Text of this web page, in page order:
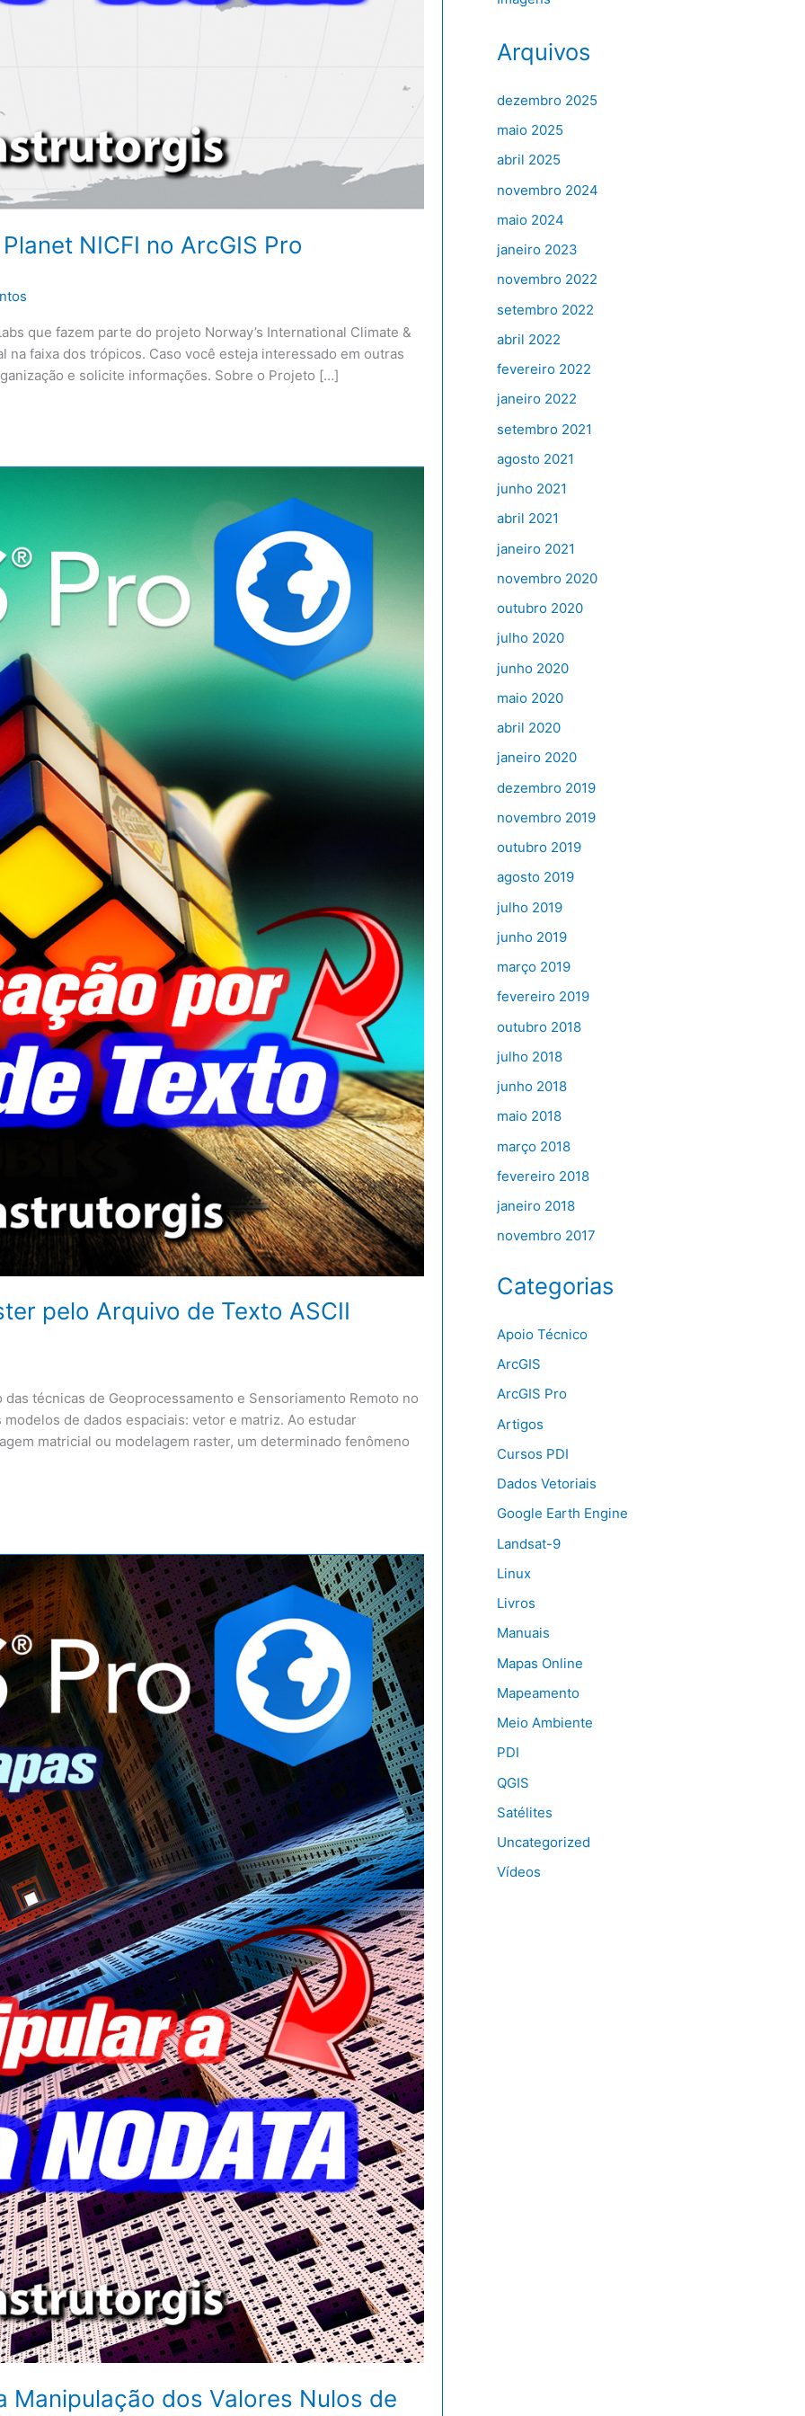
NICFI no ArcGIS Pro
que fazem parte do projeto Norway’s International Climate &
faixa dos trópicos. Caso você esteja interessado em outras
e solicite informações. Sobre o Projeto […]
pelo Arquivo de Texto ASCII
técnicas de Geoprocessamento e Sensoriamento Remoto no
de dados espaciais: vetor e matriz. Ao estudar
matricial ou modelagem raster, um determinado fenômeno
Manipulação dos Valores Nulos de
Arquivos
dezembro 2025
maio 2025
abril 2025
novembro 2024
maio 2024
janeiro 2023
novembro 2022
setembro 2022
abril 2022
fevereiro 2022
janeiro 2022
setembro 2021
agosto 2021
junho 2021
abril 2021
janeiro 2021
novembro 2020
outubro 2020
julho 2020
junho 2020
maio 2020
abril 2020
janeiro 2020
dezembro 2019
novembro 2019
outubro 2019
agosto 2019
julho 2019
junho 2019
março 2019
fevereiro 2019
outubro 2018
julho 2018
junho 2018
maio 2018
março 2018
fevereiro 2018
janeiro 2018
novembro 2017
Categorias
Apoio Técnico
ArcGIS
ArcGIS Pro
Artigos
Cursos PDI
Dados Vetoriais
Google Earth Engine
Landsat-9
Linux
Livros
Manuais
Mapas Online
Mapeamento
Meio Ambiente
PDI
QGIS
Satélites
Uncategorized
Vídeos